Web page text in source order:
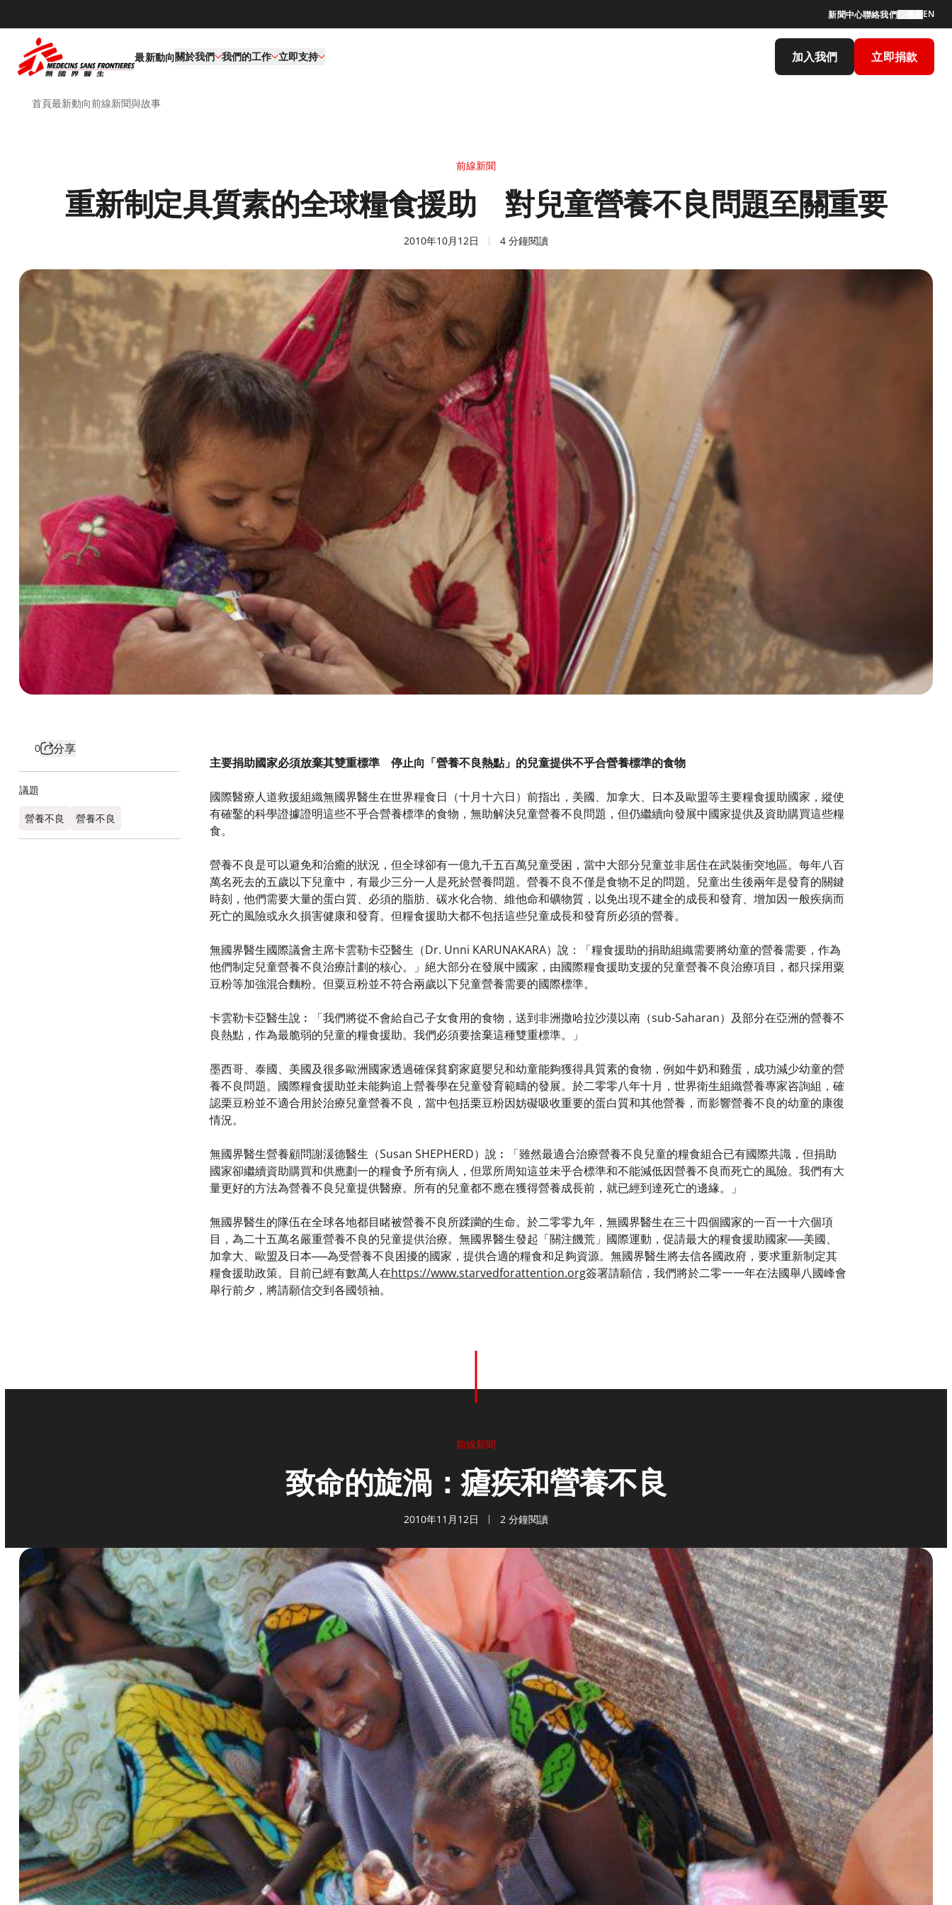
新聞中心聯絡我們 EN
最新動向關於我們 我們的工作​ 立即支持 加入我們 立即捐款
首頁最新動向前線新聞與故事
前線新聞
重新制定具質素的全球糧食援助 對兒童營養不良問題至關重要
2010年10月12日 4 分鐘閱讀
0 分享
議題
營養不良 營養不良
主要捐助國家必須放棄其雙重標準 停止向「營養不良熱點」的兒童提供不乎合營養標準的食物
國際醫療人道救援組織無國界醫生在世界糧食日（十月十六日）前指出，美國、加拿大、日本及歐盟等主要糧食援助國家，縱使
有確鑿的科學證據證明這些不乎合營養標準的食物，無助解決兒童營養不良問題，但仍繼續向發展中國家提供及資助購買這些糧
食。
營養不良是可以避免和治癒的狀況，但全球卻有一億九千五百萬兒童受困，當中大部分兒童並非居住在武裝衝突地區。每年八百
萬名死去的五歲以下兒童中，有最少三分一人是死於營養問題。營養不良不僅是食物不足的問題。兒童出生後兩年是發育的關鍵
時刻，他們需要大量的蛋白質、必須的脂肪、碳水化合物、維他命和礦物質，以免出現不建全的成長和發育、增加因一般疾病而
死亡的風險或永久損害健康和發育。但糧食援助大都不包括這些兒童成長和發育所必須的營養。
無國界醫生國際議會主席卡雲勒卡亞醫生（Dr. Unni KARUNAKARA）說：「糧食援助的捐助組織需要將幼童的營養需要，作為
他們制定兒童營養不良治療計劃的核心。」絕大部分在發展中國家，由國際糧食援助支援的兒童營養不良治療項目，都只採用粟
豆粉等加強混合麵粉。但粟豆粉並不符合兩歲以下兒童營養需要的國際標準。
卡雲勒卡亞醫生說︰「我們將從不會給自己子女食用的食物，送到非洲撒哈拉沙漠以南（sub-Saharan）及部分在亞洲的營養不
良熱點，作為最脆弱的兒童的糧食援助。我們必須要捨棄這種雙重標準。」
墨西哥、泰國、美國及很多歐洲國家透過確保貧窮家庭嬰兒和幼童能夠獲得具質素的食物，例如牛奶和雞蛋，成功減少幼童的營
養不良問題。國際糧食援助並未能夠追上營養學在兒童發育範疇的發展。於二零零八年十月，世界衛生組織營養專家咨詢組，確
認栗豆粉並不適合用於治療兒童營養不良，當中包括栗豆粉因妨礙吸收重要的蛋白質和其他營養，而影響營養不良的幼童的康復
情況。
無國界醫生營養顧問謝湲德醫生（Susan SHEPHERD）說︰「雖然最適合治療營養不良兒童的糧食組合已有國際共識，但捐助
國家卻繼續資助購買和供應劃一的糧食予所有病人，但眾所周知這並未乎合標準和不能減低因營養不良而死亡的風險。我們有大
量更好的方法為營養不良兒童提供醫療。所有的兒童都不應在獲得營養成長前，就已經到達死亡的邊緣。」
無國界醫生的隊伍在全球各地都目睹被營養不良所蹂躪的生命。於二零零九年，無國界醫生在三十四個國家的一百一十六個項
目，為二十五萬名嚴重營養不良的兒童提供治療。無國界醫生發起「關注饑荒」國際運動，促請最大的糧食援助國家──美國、
加拿大、歐盟及日本──為受營養不良困擾的國家，提供合適的糧食和足夠資源。無國界醫生將去信各國政府，要求重新制定其
糧食援助政策。目前已經有數萬人在https://www.starvedforattention.org簽署請願信，我們將於二零一一年在法國舉八國峰會
舉行前夕，將請願信交到各國領袖。
前線新聞
致命的旋渦：瘧疾和營養不良
2010年11月12日 2 分鐘閱讀